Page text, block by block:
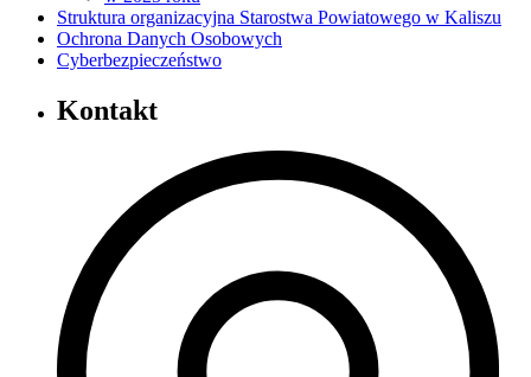
Struktura organizacyjna Starostwa Powiatowego w Kaliszu
Ochrona Danych Osobowych
Cyberbezpieczeństwo
Kontakt